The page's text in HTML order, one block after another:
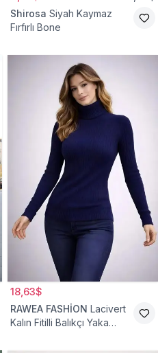
Shirosa Siyah Kaymaz
Fırfırlı Bone
18,63$
RAWEA FASHİON Lacivert
Kalın Fitilli Balıkçı Yaka